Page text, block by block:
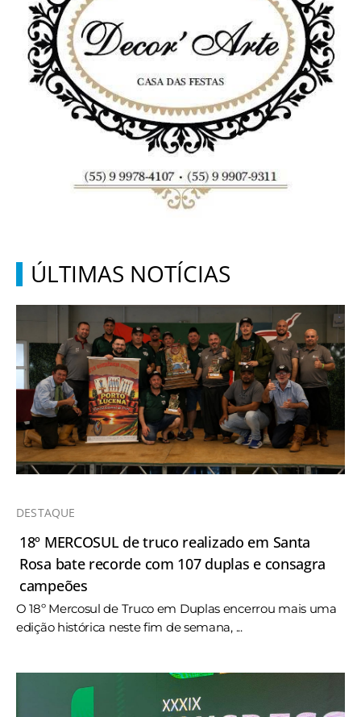
ÚLTIMAS NOTÍCIAS
DESTAQUE
18º MERCOSUL de truco realizado em Santa
Rosa bate recorde com 107 duplas e consagra
campeões
O 18º Mercosul de Truco em Duplas encerrou mais uma
edição histórica neste fim de semana, ...